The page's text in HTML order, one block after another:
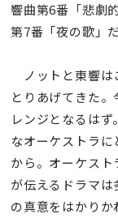
響曲第6番「悲劇
第7番「夜の歌」だ
ノットと東響は
とりあげてきた
レンジとなるは
なオーケストラ
から。オーケス
が伝えるドラマは
の真意をはかりか